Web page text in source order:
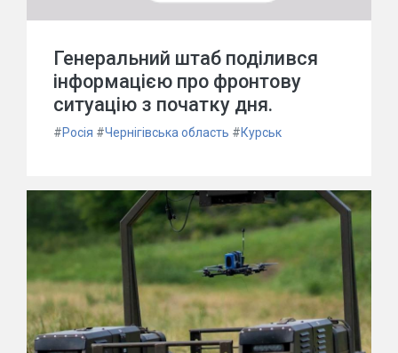
Генеральний штаб поділився
інформацією про фронтову
ситуацію з початку дня.
#Росія #Чернігівська область #Курськ